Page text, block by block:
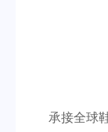
承接全球